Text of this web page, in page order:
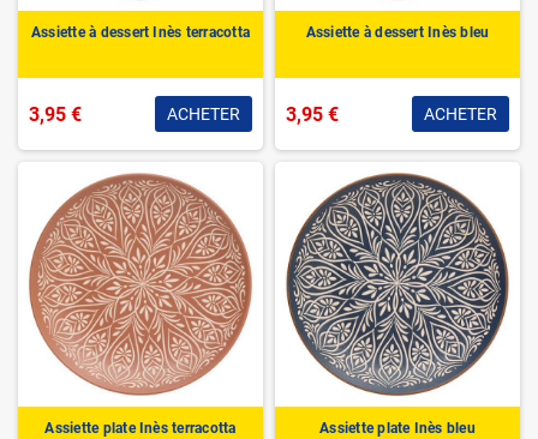
Assiette à dessert Inès terracotta
3,95 € ACHETER
Assiette à dessert Inès bleu
3,95 € ACHETER
Assiette plate Inès terracotta Assiette plate Inès bleu